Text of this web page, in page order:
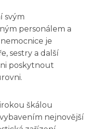
svým
personálem a
je
sestry a další
poskytnout
škálou
nejnovější